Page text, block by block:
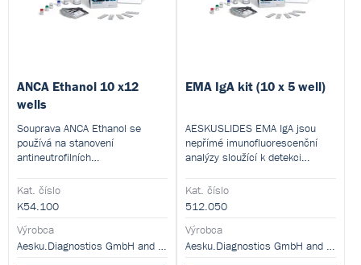
ANCA Ethanol 10 x12
wells
Souprava ANCA Ethanol se
používá na stanovení
antineutrofilních
v lidském séru metodou
nepřímé imunofluorescence.
Kat. číslo
K54.100
Výrobca
Aesku.Diagnostics GmbH and Co. KG
EMA IgA kit (10 x 5 well)
AESKUSLIDES EMA IgA jsou
nepřímé imunofluorescenční
analýzy sloužící k detekci
transglutamináze (tTG) v
lidském séru.
Kat. číslo
512.050
Výrobca
Aesku.Diagnostics GmbH and Co. KG